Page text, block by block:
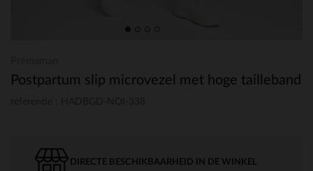
Postpartum slip microvezel met hoge tailleband
DIRECTE BESCHIKBAARHEID IN DE WINKEL